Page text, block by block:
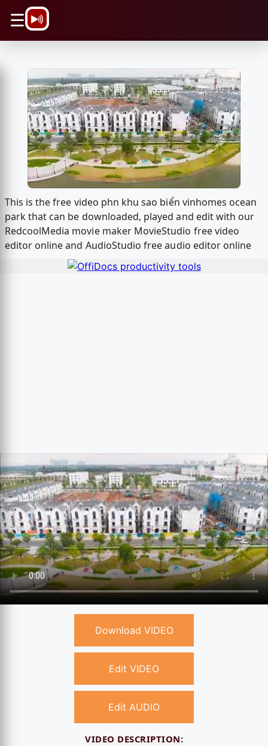
☰
This is the free video phn khu sao biển vinhomes ocean
park that can be downloaded, played and edit with our
RedcoolMedia movie maker MovieStudio free video
editor online and AudioStudio free audio editor online
Download VIDEO
Edit VIDEO
Edit AUDIO
VIDEO DESCRIPTION: